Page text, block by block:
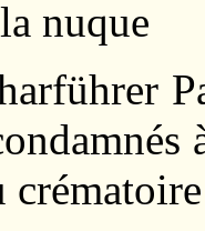
nuque
crématoire